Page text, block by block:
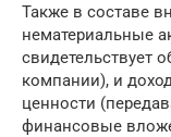
Также в составе
нематериальные
свидетельствует
компании), и
ценности
финансовые